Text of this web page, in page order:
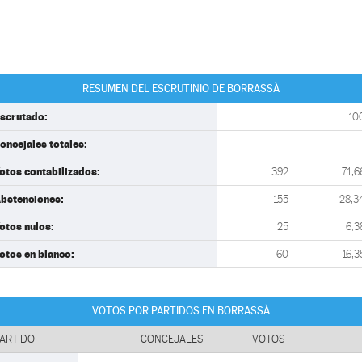
RESUMEN DEL ESCRUTINIO DE BORRASSÀ
totales:
contabilizados: 392
155
nulos: 25
en blanco: 60
VOTOS POR PARTIDOS EN BORRASSÀ
CONCEJALES VOTOS